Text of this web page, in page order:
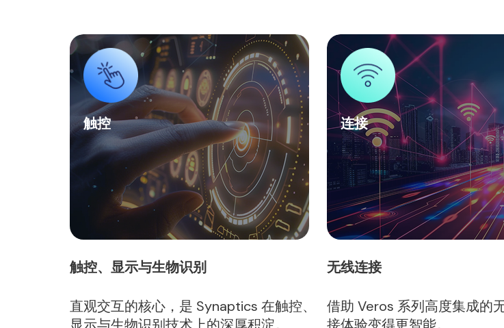
触控
触控、显示与生物识别
直观交互的核心，是 Synaptics 在触控、
连接
无线连接
借助 Veros 系列高度集成的